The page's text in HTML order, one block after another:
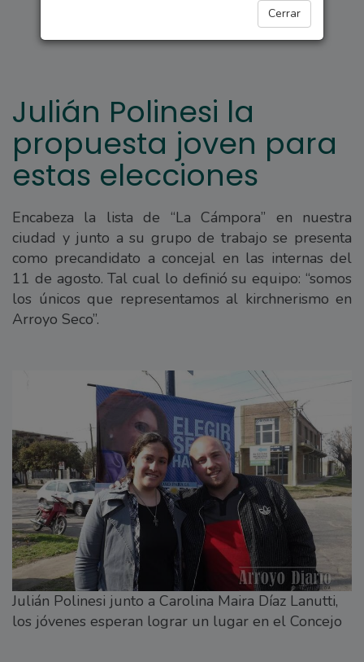
Cerrar
Julián Polinesi la
propuesta joven para
estas elecciones
Encabeza la lista de “La Cámpora” en nuestra
ciudad y junto a su grupo de trabajo se presenta
como precandidato a concejal en las internas del
11 de agosto. Tal cual lo definió su equipo: “somos
los únicos que representamos al kirchnerismo en
Arroyo Seco”.
Julián Polinesi junto a Carolina Maira Díaz Lanutti,
los jóvenes esperan lograr un lugar en el Concejo